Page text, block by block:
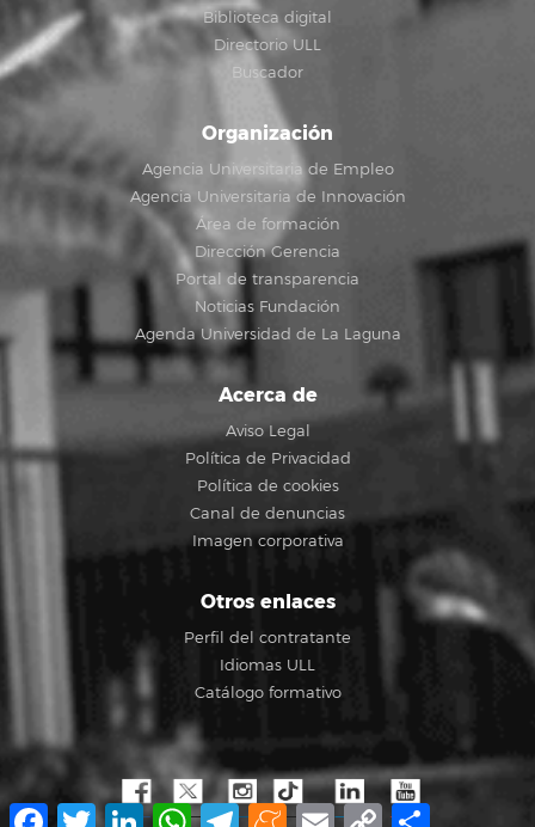
Biblioteca digital
Directorio ULL
Buscador
Organización
Agencia Universitaria de Empleo
Agencia Universitaria de Innovación
Área de formación
Dirección Gerencia
Portal de transparencia
Noticias Fundación
Agenda Universidad de La Laguna
Acerca de
Aviso Legal
Política de Privacidad
Política de cookies
Canal de denuncias
Imagen corporativa
Otros enlaces
Perfil del contratante
Idiomas ULL
Catálogo formativo
Facebook
TwitterLinkedInWhatsApp
TelegramMeneame
Email Copy